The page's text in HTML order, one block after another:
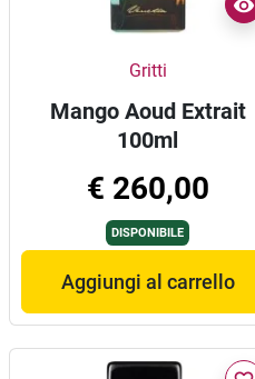
Gritti
Mango Aoud Extrait
100ml
€ 260,00
DISPONIBILE
Aggiungi al carrello